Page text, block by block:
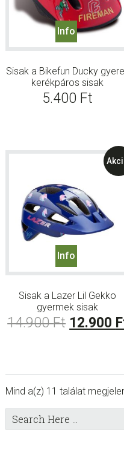
Info
Sisak a Bikefun Ducky
kerékpáros sisak
5.400 Ft
Info
Sisak a Lazer Lil Gekko
gyermek sisak
14.900Ft Original
14.900
12.900
Mind a(z) 11 találat
sidebar
Store
Sidebar
Search
Here